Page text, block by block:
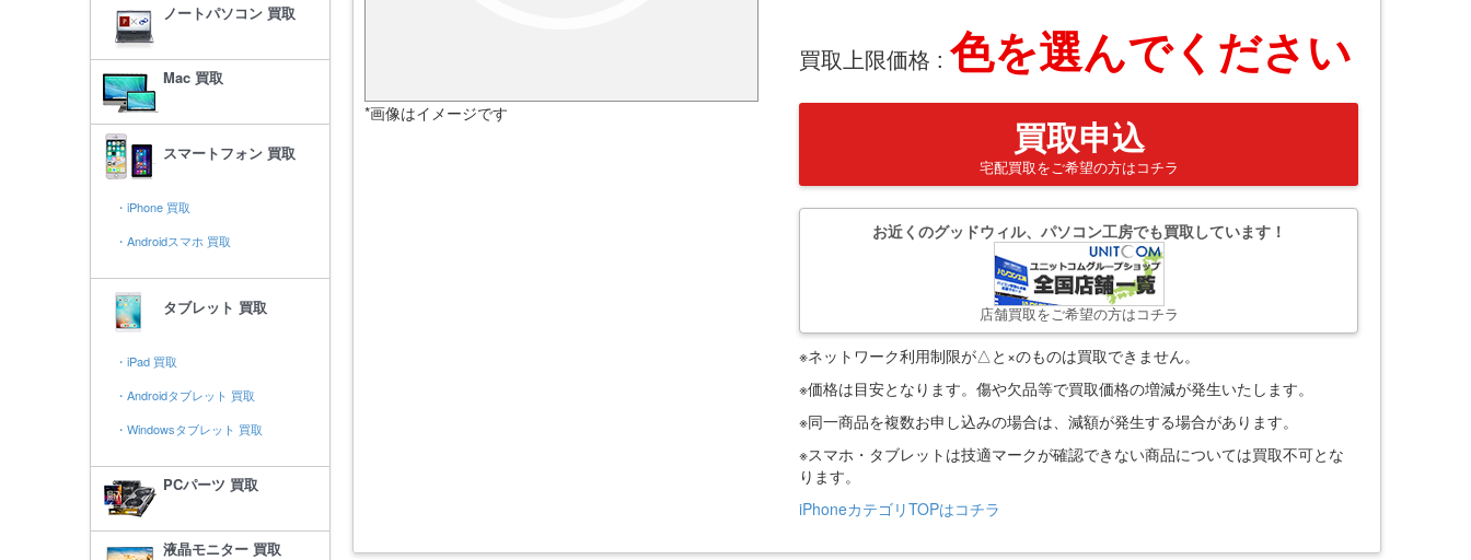
*画像はイメージです
買取上限価格 :色を選んでください
買取申込
宅配買取をご希望の方はコチラ
お近くのグッドウィル、パソコン工房でも買取しています！
店舗買取をご希望の方はコチラ
※ネットワーク利用制限が△と×のものは買取できません。
※価格は目安となります。傷や欠品等で買取価格の増減が発生いたします。
※同一商品を複数お申し込みの場合は、減額が発生する場合があります。
※スマホ・タブレットは技適マークが確認できない商品については買取不可とな
ります。
iPhoneカテゴリTOPはコチラ
ノートパソコン 買取
Mac 買取
スマートフォン 買取
・iPhone 買取
・Androidスマホ 買取
タブレット 買取
・iPad 買取
・Androidタブレット 買取
・Windowsタブレット 買取
PCパーツ 買取
液晶モニター 買取